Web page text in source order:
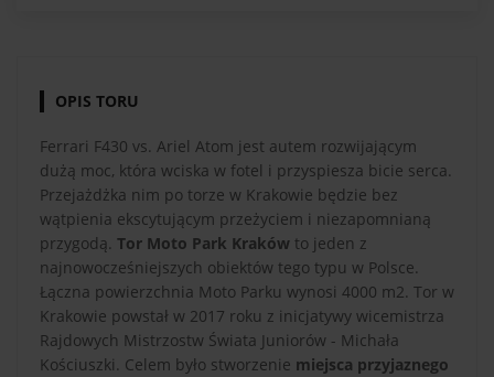
OPIS TORU
Ferrari F430 vs. Ariel Atom jest autem rozwijającym
dużą moc, która wciska w fotel i przyspiesza bicie serca.
Przejażdżka nim po torze w Krakowie będzie bez
wątpienia ekscytującym przeżyciem i niezapomnianą
przygodą. Tor Moto Park Kraków to jeden z
najnowocześniejszych obiektów tego typu w Polsce.
Łączna powierzchnia Moto Parku wynosi 4000 m2. Tor w
Krakowie powstał w 2017 roku z inicjatywy wicemistrza
Rajdowych Mistrzostw Świata Juniorów - Michała
Kościuszki. Celem było stworzenie miejsca przyjaznego